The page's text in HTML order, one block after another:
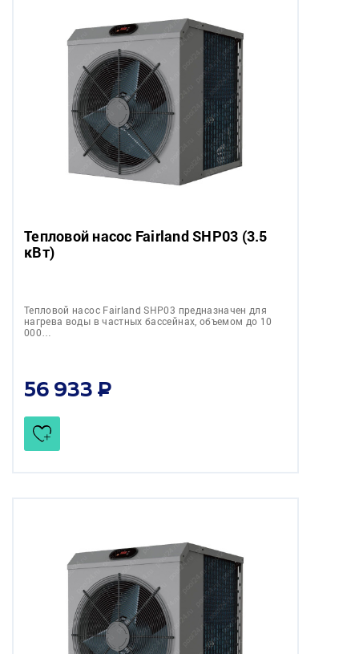
Тепловой насос Fairland SHP03 (3.5
кВт)
Тепловой насос Fairland SHP03 предназначен для
нагрева воды в частных бассейнах, объемом до 10
000…
56 933